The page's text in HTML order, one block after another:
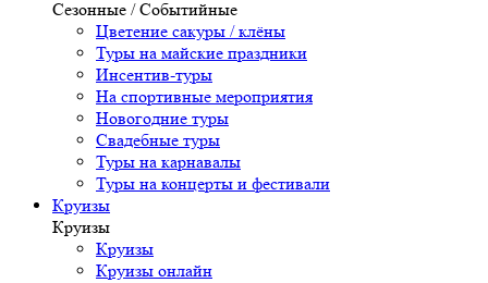
Сезонные / Событийные
Цветение сакуры / клёны
Туры на майские праздники
Инсентив-туры
На спортивные мероприятия
Новогодние туры
Свадебные туры
Туры на карнавалы
Туры на концерты и фестивали
Круизы
Круизы
Круизы
Круизы онлайн